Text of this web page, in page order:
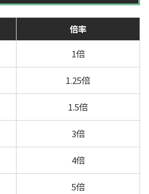
倍率
1倍
1.25倍
1.5倍
3倍
4倍
5倍